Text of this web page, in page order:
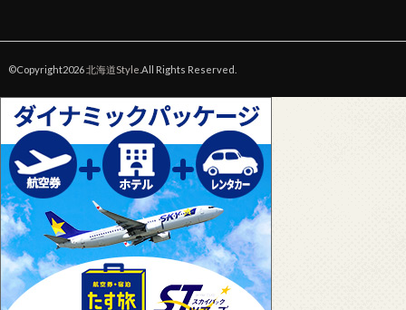
©Copyright2026北海道Style .All Rights Reserved.